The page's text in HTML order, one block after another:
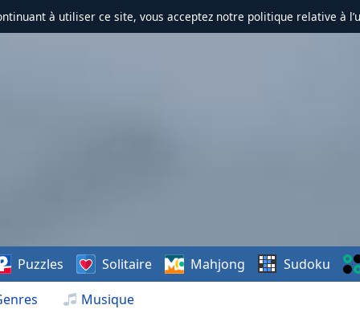
à utiliser ce site, vous acceptez notre politique relative à
Musique
Puzzles Solitaire Mahjong Sudoku